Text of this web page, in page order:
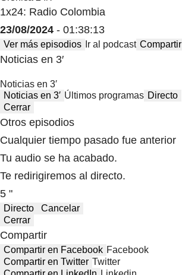
1x24: Radio Colombia
23/08/2024 - 01:38:13
Ver más episodios Ir al podcast Compartir
Noticias en 3′
Noticias en 3′
Noticias en 3′ Últimos programas Directo
Cerrar
Otros episodios
Cualquier tiempo pasado fue anterior
Tu audio se ha acabado.
Te redirigiremos al directo.
5 "
Directo
Cancelar
Cerrar
Compartir
Compartir en Facebook Facebook
Compartir en Twitter Twitter